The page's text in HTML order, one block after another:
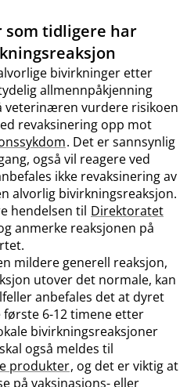
som tidligere har
bivirkninger etter
allmennpåkjenning
veterinæren vurdere risikoen
revaksinering opp mot
. Det er sannsynlig
også vil reagere ved
ikke revaksinering av
alvorlig bivirkningsreaksjon.
hendelsen til Direktoratet
anmerke reaksjonen på
mildere generell reaksjon,
utover det normale, kan
anbefales det at dyret
6-12 timene etter
bivirkningsreaksjoner
også meldes til
produkter, og det er viktig at
på vaksinasjons- eller